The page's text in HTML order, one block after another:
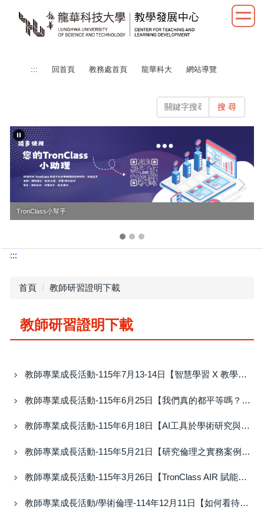
::: 回首頁 教務處首頁 龍華科大 網站導覽
搜 尋
TronClass小幫手
:::
首頁 教師研習證明下載
教師研習證明下載
教師專業成長活動-115年7月13-14日【智慧學習 X 教學創新 從創意生成到AI教育實務】研習證明
教師專業成長活動-115年6月25日【我們真的都平等嗎？從校園到職場的性別盲點與日常微歧
教師專業成長活動-115年6月18日【AI工具於學術研究與教學中使用之倫理與規範】研習證明
教師專業成長活動-115年5月21日【研究倫理之實務案例與最新趨勢】研習證明
教師專業成長活動-115年3月26日【TronClass AIR 賦能的教育變革】研習證明
教師專業成長活動/學術倫理-114年12月11日【如何看待掠奪性期刊】研習證明